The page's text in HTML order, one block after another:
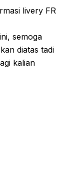
livery FR
semoga
diatas tadi
kalian